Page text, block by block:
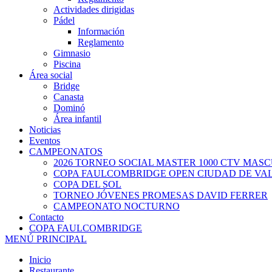
Actividades dirigidas
Pádel
Información
Reglamento
Gimnasio
Piscina
Área social
Bridge
Canasta
Dominó
Área infantil
Noticias
Eventos
CAMPEONATOS
2026 TORNEO SOCIAL MASTER 1000 CTV
COPA FAULCOMBRIDGE OPEN CIUDAD DE
COPA DEL SOL
TORNEO JÓVENES PROMESAS DAVID FERRER
CAMPEONATO NOCTURNO
Contacto
COPA FAULCOMBRIDGE
MENÚ PRINCIPAL
Inicio